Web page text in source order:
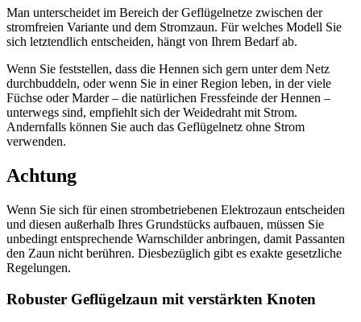
Man unterscheidet im Bereich der Geflügelnetze zwischen der
stromfreien Variante und dem Stromzaun. Für welches Modell Sie
sich letztendlich entscheiden, hängt von Ihrem Bedarf ab.
Wenn Sie feststellen, dass die Hennen sich gern unter dem Netz
durchbuddeln, oder wenn Sie in einer Region leben, in der viele
Füchse oder Marder – die natürlichen Fressfeinde der Hennen –
unterwegs sind, empfiehlt sich der Weidedraht mit Strom.
Andernfalls können Sie auch das Geflügelnetz ohne Strom
verwenden.
Achtung
Wenn Sie sich für einen strombetriebenen Elektrozaun entscheiden
und diesen außerhalb Ihres Grundstücks aufbauen, müssen Sie
unbedingt entsprechende Warnschilder anbringen, damit Passanten
den Zaun nicht berühren. Diesbezüglich gibt es exakte gesetzliche
Regelungen.
Robuster Geflügelzaun mit verstärkten Knoten